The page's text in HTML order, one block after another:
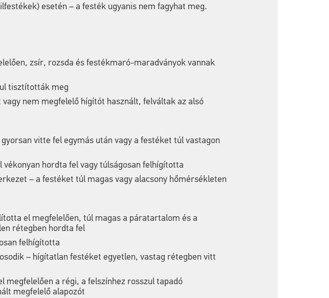
esetén – a festék ugyanis nem fagyhat meg.
zsír, rozsda és festékmaró-maradványok vannak
tisztították meg
nem megfelelő hígítót használt, felváltak az alsó
vitte fel egymás után vagy a festéket túl vastagon
hordta fel vagy túlságosan felhígította
– a festéket túl magas vagy alacsony hőmérsékleten
el megfelelően, túl magas a páratartalom és a
rétegben hordta fel
felhígította
– hígítatlan festéket egyetlen, vastag rétegben vitt
a régi, a felszínhez rosszul tapadó
megfelelő alapozót